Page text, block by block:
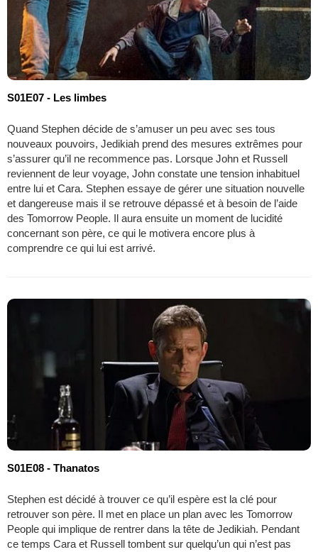
S01E07 - Les limbes
Quand Stephen décide de s’amuser un peu avec ses tous
nouveaux pouvoirs, Jedikiah prend des mesures extrêmes pour
s’assurer qu’il ne recommence pas. Lorsque John et Russell
reviennent de leur voyage, John constate une tension inhabituel
entre lui et Cara. Stephen essaye de gérer une situation nouvelle
et dangereuse mais il se retrouve dépassé et à besoin de l’aide
des Tomorrow People. Il aura ensuite un moment de lucidité
concernant son père, ce qui le motivera encore plus à
comprendre ce qui lui est arrivé.
S01E08 - Thanatos
Stephen est décidé à trouver ce qu’il espère est la clé pour
retrouver son père. Il met en place un plan avec les Tomorrow
People qui implique de rentrer dans la tête de Jedikiah. Pendant
ce temps Cara et Russell tombent sur quelqu’un qui n’est pas